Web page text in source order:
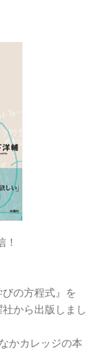
！
の方程式』を
から出版しまし
かカレッジの本